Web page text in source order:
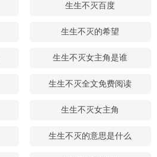
生生不灭百度
生生不灭的希望
生生不灭女主角是谁
生生不灭全文免费阅读
生生不灭女主角
生生不灭的意思是什么